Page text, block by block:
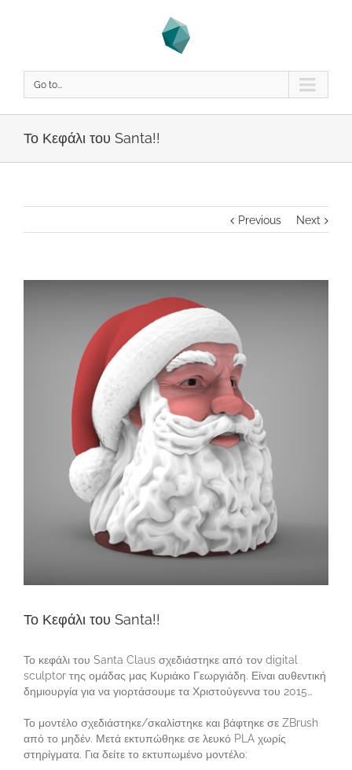
Go to...
Το Κεφάλι του Santa!!
Previous Next
Το Κεφάλι του Santa!!
Το κεφάλι του Santa Claus σχεδιάστηκε από τον digital
sculptor της ομάδας μας Κυριάκο Γεωργιάδη. Είναι αυθεντική
δημιουργία για να γιορτάσουμε τα Χριστούγεννα του 2015…
Το μοντέλο σχεδιάστηκε/σκαλίστηκε και βάφτηκε σε ZBrush
από το μηδέν. Μετά εκτυπώθηκε σε λευκό PLA χωρίς
στηρίγματα. Για δείτε το εκτυπωμένο μοντέλο: